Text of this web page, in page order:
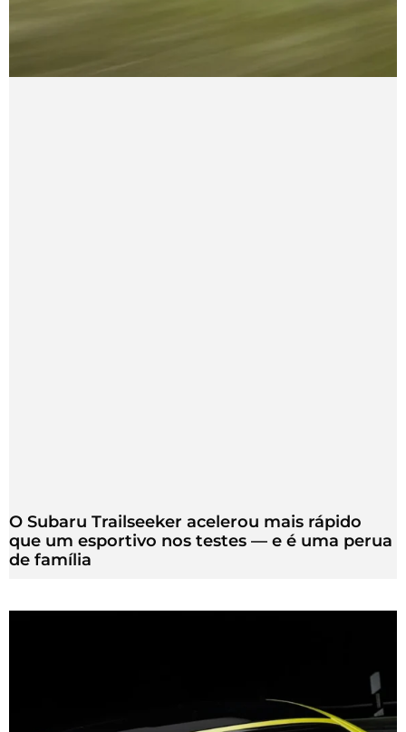
O Subaru Trailseeker acelerou mais rápido
que um esportivo nos testes — e é uma perua
de família